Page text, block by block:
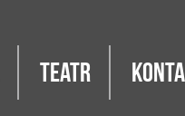
Teatr